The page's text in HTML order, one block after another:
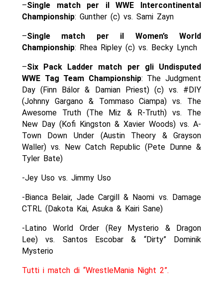
–Single match per il WWE Intercontinental
Championship: Gunther (c) vs. Sami Zayn
–Single match per il Women’s World
Championship: Rhea Ripley (c) vs. Becky Lynch
–Six Pack Ladder match per gli Undisputed
WWE Tag Team Championship: The Judgment
Day (Finn Bálor & Damian Priest) (c) vs. #DIY
(Johnny Gargano & Tommaso Ciampa) vs. The
Awesome Truth (The Miz & R-Truth) vs. The
New Day (Kofi Kingston & Xavier Woods) vs. A-
Town Down Under (Austin Theory & Grayson
Waller) vs. New Catch Republic (Pete Dunne &
Tyler Bate)
-Jey Uso vs. Jimmy Uso
-Bianca Belair, Jade Cargill & Naomi vs. Damage
CTRL (Dakota Kai, Asuka & Kairi Sane)
-Latino World Order (Rey Mysterio & Dragon
Lee) vs. Santos Escobar & “Dirty” Dominik
Mysterio
Tutti i match di “WrestleMania Night 2”.